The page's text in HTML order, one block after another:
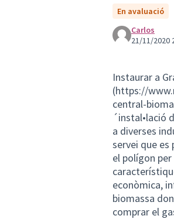
En avaluació
Carlos
21/11/2020
Instaurar a
(https://
central-
´instal•lació
a diverses
servei que es
el polígon
econòmica,
biomassa
comprar el